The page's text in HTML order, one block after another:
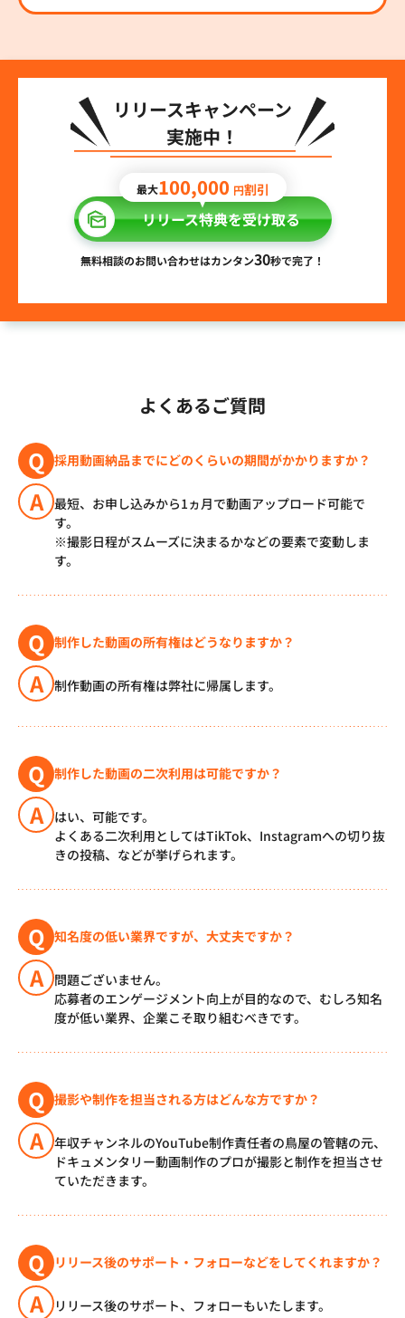
リリースキャンペーン
実施中！
最大100,000 円割引
リリース特典を受け取る
無料相談のお問い合わせはカンタン30秒で完了！
よくあるご質問
Q 採用動画納品までにどのくらいの期間がかかりますか？
A
最短、お申し込みから1ヵ月で動画アップロード可能で
す。
※撮影日程がスムーズに決まるかなどの要素で変動しま
す。
Q 制作した動画の所有権はどうなりますか？
A 制作動画の所有権は弊社に帰属します。
Q 制作した動画の二次利用は可能ですか？
A
はい、可能です。
よくある二次利用としてはTikTok、Instagramへの切り抜
きの投稿、などが挙げられます。
Q 知名度の低い業界ですが、大丈夫ですか？
A
問題ございません。
応募者のエンゲージメント向上が目的なので、むしろ知名
度が低い業界、企業こそ取り組むべきです。
Q 撮影や制作を担当される方はどんな方ですか？
A
年収チャンネルのYouTube制作責任者の鳥屋の管轄の元、
ドキュメンタリー動画制作のプロが撮影と制作を担当させ
ていただきます。
Q リリース後のサポート・フォローなどをしてくれますか？
A
リリース後のサポート、フォローもいたします。